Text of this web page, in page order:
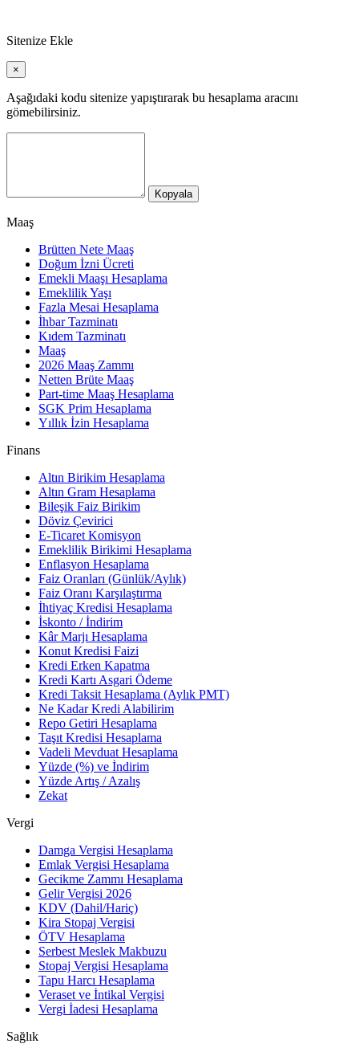
Sitenize Ekle
×
Aşağıdaki kodu sitenize yapıştırarak bu hesaplama aracını
gömebilirsiniz.
Kopyala
Maaş
Brütten Nete Maaş
Doğum İzni Ücreti
Emekli Maaşı Hesaplama
Emeklilik Yaşı
Fazla Mesai Hesaplama
İhbar Tazminatı
Kıdem Tazminatı
Maaş
2026 Maaş Zammı
Netten Brüte Maaş
Part-time Maaş Hesaplama
SGK Prim Hesaplama
Yıllık İzin Hesaplama
Finans
Altın Birikim Hesaplama
Altın Gram Hesaplama
Bileşik Faiz Birikim
Döviz Çevirici
E-Ticaret Komisyon
Emeklilik Birikimi Hesaplama
Enflasyon Hesaplama
Faiz Oranları (Günlük/Aylık)
Faiz Oranı Karşılaştırma
İhtiyaç Kredisi Hesaplama
İskonto / İndirim
Kâr Marjı Hesaplama
Konut Kredisi Faizi
Kredi Erken Kapatma
Kredi Kartı Asgari Ödeme
Kredi Taksit Hesaplama (Aylık PMT)
Ne Kadar Kredi Alabilirim
Repo Getiri Hesaplama
Taşıt Kredisi Hesaplama
Vadeli Mevduat Hesaplama
Yüzde (%) ve İndirim
Yüzde Artış / Azalış
Zekat
Vergi
Damga Vergisi Hesaplama
Emlak Vergisi Hesaplama
Gecikme Zammı Hesaplama
Gelir Vergisi 2026
KDV (Dahil/Hariç)
Kira Stopaj Vergisi
ÖTV Hesaplama
Serbest Meslek Makbuzu
Stopaj Vergisi Hesaplama
Tapu Harcı Hesaplama
Veraset ve İntikal Vergisi
Vergi İadesi Hesaplama
Sağlık